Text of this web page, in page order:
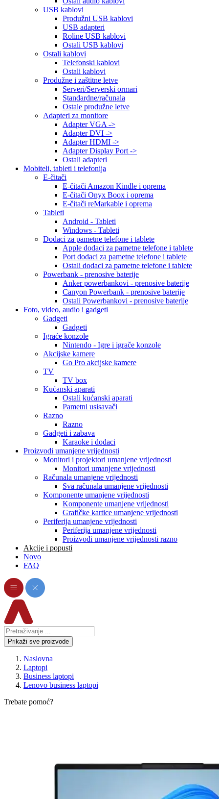
USB kablovi
Produžni USB kablovi
USB adapteri
Roline USB kablovi
Ostali USB kablovi
Ostali kablovi
Telefonski kablovi
Ostali kablovi
Produžne i zaštitne letve
Serveri/Serverski ormari
Standardne/računala
Ostale produžne letve
Adapteri za monitore
Adapter VGA ->
Adapter DVI ->
Adapter HDMI ->
Adapter Display Port ->
Ostali adapteri
Mobiteli, tableti i telefonija
E-čitači
E-čitači Amazon Kindle i oprema
E-čitači Onyx Boox i oprema
E-čitači reMarkable i oprema
Tableti
Android - Tableti
Windows - Tableti
Dodaci za pametne telefone i tablete
Apple dodaci za pametne telefone i tablete
Port dodaci za pametne telefone i tablete
Ostali dodaci za pametne telefone i tablete
Powerbank - prenosive baterije
Anker powerbankovi - prenosive baterije
Canyon Powerbank - prenosive baterije
Ostali Powerbankovi - prenosive baterije
Foto, video, audio i gadgeti
Gadgeti
Gadgeti
Igraće konzole
Nintendo - Igre i igrače konzole
Akcijske kamere
Go Pro akcijske kamere
TV
TV box
Kućanski aparati
Ostali kućanski aparati
Pametni usisavači
Razno
Razno
Gadgeti i zabava
Karaoke i dodaci
Proizvodi umanjene vrijednosti
Monitori i projektori umanjene vrijednosti
Monitori umanjene vrijednosti
Računala umanjene vrijednosti
Sva računala umanjene vrijednosti
Komponente umanjene vrijednosti
Komponente umanjene vrijednosti
Grafičke kartice umanjene vrijednosti
Periferija umanjene vrijednosti
Periferija umanjene vrijednosti
Proizvodi umanjene vrijednosti razno
Akcije i popusti
Novo
FAQ
Prikaži sve proizvode
Naslovna
Laptopi
Business laptopi
Lenovo business laptopi
Trebate pomoć?